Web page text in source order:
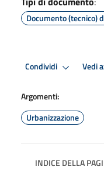
Documento (tecnico)
Condividi Vedi
Argomenti:
Urbanizzazione
INDICE DELLA